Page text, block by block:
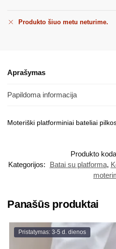
Produkto šiuo metu neturime.
Aprašymas
Papildoma informacija
Moteriški platforminiai bateliai
Produkto
Kategorijos:
Batai su platforma,
Panašūs produktai
Pristatymas: 3-5 d. dienos